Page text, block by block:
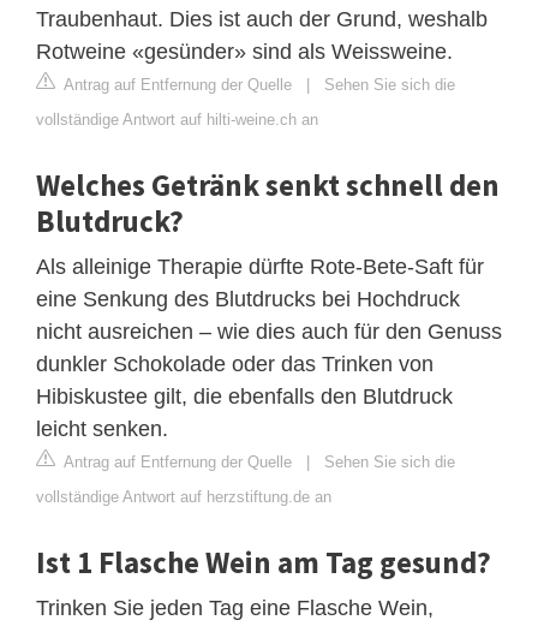
Traubenhaut. Dies ist auch der Grund, weshalb
Rotweine «gesünder» sind als Weissweine.
Antrag auf Entfernung der Quelle | Sehen Sie sich die
vollständige Antwort auf hilti-weine.ch an
Welches Getränk senkt schnell den
Blutdruck?
Als alleinige Therapie dürfte Rote-Bete-Saft für
eine Senkung des Blutdrucks bei Hochdruck
nicht ausreichen – wie dies auch für den Genuss
dunkler Schokolade oder das Trinken von
Hibiskustee gilt, die ebenfalls den Blutdruck
leicht senken.
Antrag auf Entfernung der Quelle | Sehen Sie sich die
vollständige Antwort auf herzstiftung.de an
Ist 1 Flasche Wein am Tag gesund?
Trinken Sie jeden Tag eine Flasche Wein,